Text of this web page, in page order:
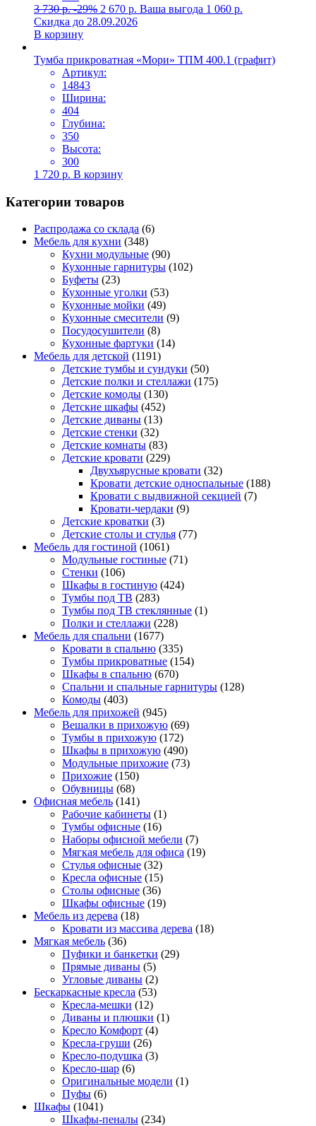
3 730р. -29% 2 670 р. Ваша выгода 1 060 р.
Скидка до 28.09.2026
В корзину
Тумба прикроватная «Мори» ТПМ 400.1 (графит)
Артикул:
14843
Ширина:
404
Глубина:
350
Высота:
300
1 720 р. В корзину
Категории товаров
Распродажа со склада (6)
Мебель для кухни (348)
Кухни модульные (90)
Кухонные гарнитуры (102)
Буфеты (23)
Кухонные уголки (53)
Кухонные мойки (49)
Кухонные смесители (9)
Посудосушители (8)
Кухонные фартуки (14)
Мебель для детской (1191)
Детские тумбы и сундуки (50)
Детские полки и стеллажи (175)
Детские комоды (130)
Детские шкафы (452)
Детские диваны (13)
Детские стенки (32)
Детские комнаты (83)
Детские кровати (229)
Двухъярусные кровати (32)
Кровати детские односпальные (188)
Кровати с выдвижной секцией (7)
Кровати-чердаки (9)
Детские кроватки (3)
Детские столы и стулья (77)
Мебель для гостиной (1061)
Модульные гостиные (71)
Стенки (106)
Шкафы в гостиную (424)
Тумбы под ТВ (283)
Тумбы под ТВ стеклянные (1)
Полки и стеллажи (228)
Мебель для спальни (1677)
Кровати в спальню (335)
Тумбы прикроватные (154)
Шкафы в спальню (670)
Спальни и спальные гарнитуры (128)
Комоды (403)
Мебель для прихожей (945)
Вешалки в прихожую (69)
Тумбы в прихожую (172)
Шкафы в прихожую (490)
Модульные прихожие (73)
Прихожие (150)
Обувницы (68)
Офисная мебель (141)
Рабочие кабинеты (1)
Тумбы офисные (16)
Наборы офисной мебели (7)
Мягкая мебель для офиса (19)
Стулья офисные (32)
Кресла офисные (15)
Столы офисные (36)
Шкафы офисные (19)
Мебель из дерева (18)
Кровати из массива дерева (18)
Мягкая мебель (36)
Пуфики и банкетки (29)
Прямые диваны (5)
Угловые диваны (2)
Бескаркасные кресла (53)
Кресла-мешки (12)
Диваны и плюшки (1)
Кресло Комфорт (4)
Кресла-груши (26)
Кресло-подушка (3)
Кресло-шар (6)
Оригинальные модели (1)
Пуфы (6)
Шкафы (1041)
Шкафы-пеналы (234)